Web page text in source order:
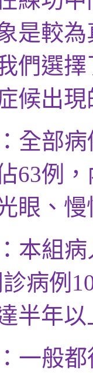
是較
們選擇
候出
全部
63例
眼、
本組
病例
半年
一般